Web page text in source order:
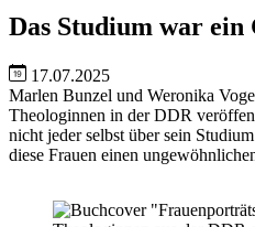
Das Studium war ein
17.07.2025
Marlen Bunzel und Weronika
Theologinnen in der DDR
nicht jeder selbst über sein
diese Frauen einen